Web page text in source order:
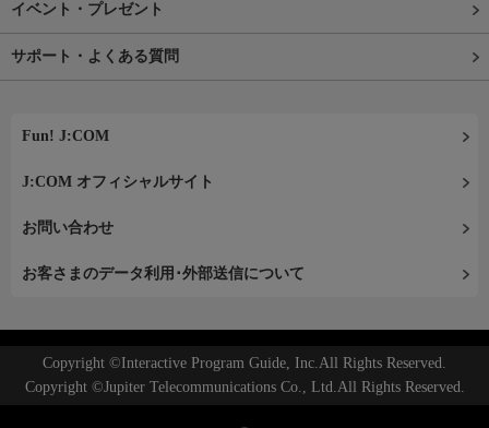
イベント・プレゼント
サポート・よくある質問
Fun! J:COM
J:COM オフィシャルサイト
お問い合わせ
お客さまのデータ利用･外部送信について
Copyright ©Interactive Program Guide, Inc.All Rights Reserved.
Copyright ©Jupiter Telecommunications Co., Ltd.All Rights Reserved.